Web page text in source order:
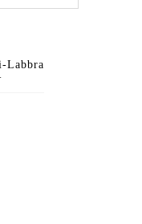
STOCK
Labbra